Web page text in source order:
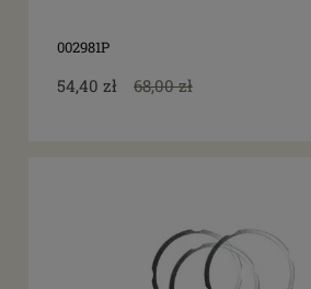
002981P
54,40 zł 68,00 zł